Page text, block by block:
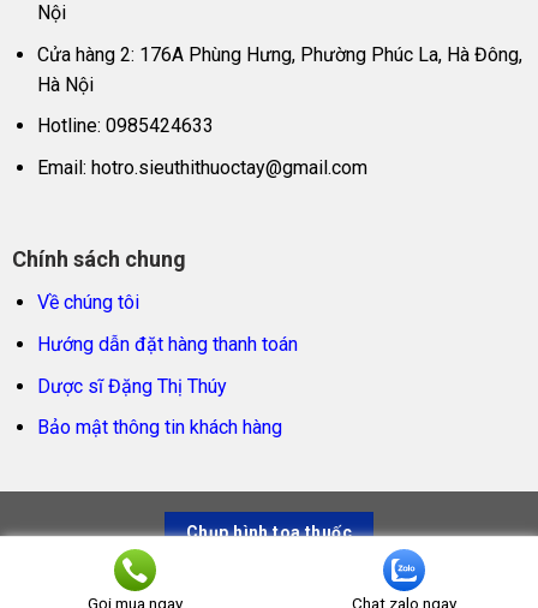
Nội
Cửa hàng 2: 176A Phùng Hưng, Phường Phúc La, Hà Đông,
Hà Nội
Hotline: 0985424633
Email: hotro.sieuthithuoctay@gmail.com
Chính sách chung
Về chúng tôi
Hướng dẫn đặt hàng thanh toán
Dược sĩ Đặng Thị Thúy
Bảo mật thông tin khách hàng
Chụp hình toa thuốc
Siêu thị thuốc tây – Trao sản phẩm thật, trọn niềm tin
Gọi mua ngay Chat zalo ngay